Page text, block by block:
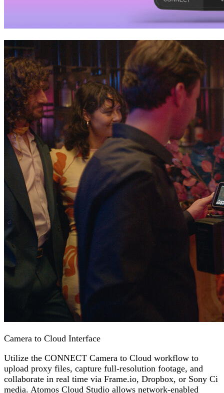
Camera to Cloud Interface
Utilize the CONNECT Camera to Cloud workflow to
upload proxy files, capture full-resolution footage, and
collaborate in real time via Frame.io, Dropbox, or Sony Ci
media. Atomos Cloud Studio allows network-enabled